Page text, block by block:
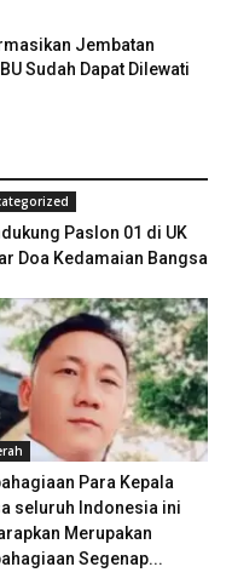
Jembatan
Sudah Dapat Dilewati
Paslon 01 di UK
Doa Kedamaian Bangsa
Para Kepala
seluruh Indonesia ini
Merupakan
Segenap...